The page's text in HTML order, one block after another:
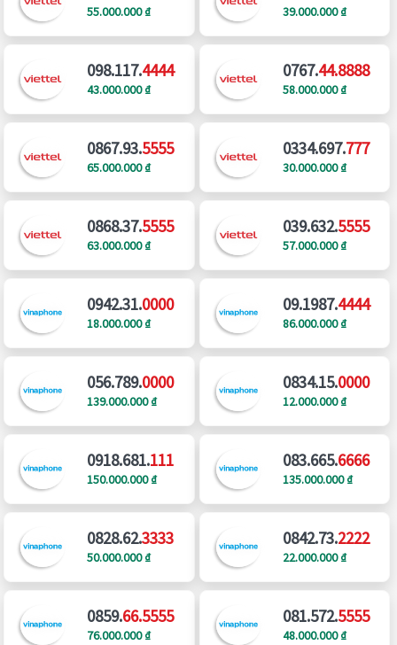
55.000.000 ₫ 39.000.000 ₫
098.117.4444
43.000.000 ₫
0767.44.8888
58.000.000 ₫
0867.93.5555
65.000.000 ₫
0334.697.777
30.000.000 ₫
0868.37.5555
63.000.000 ₫
039.632.5555
57.000.000 ₫
0942.31.0000
18.000.000 ₫
09.1987.4444
86.000.000 ₫
056.789.0000
139.000.000 ₫
0834.15.0000
12.000.000 ₫
0918.681.111
150.000.000 ₫
083.665.6666
135.000.000 ₫
0828.62.3333
50.000.000 ₫
0842.73.2222
22.000.000 ₫
0859.66.5555
76.000.000 ₫
081.572.5555
48.000.000 ₫